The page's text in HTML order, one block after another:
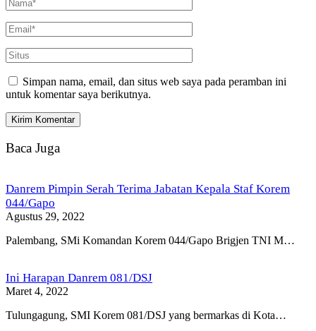
Simpan nama, email, dan situs web saya pada peramban ini
untuk komentar saya berikutnya.
Baca Juga
Danrem Pimpin Serah Terima Jabatan Kepala Staf Korem
044/Gapo
Agustus 29, 2022
Palembang, SMi Komandan Korem 044/Gapo Brigjen TNI M…
Ini Harapan Danrem 081/DSJ
Maret 4, 2022
Tulungagung, SMI Korem 081/DSJ yang bermarkas di Kota…